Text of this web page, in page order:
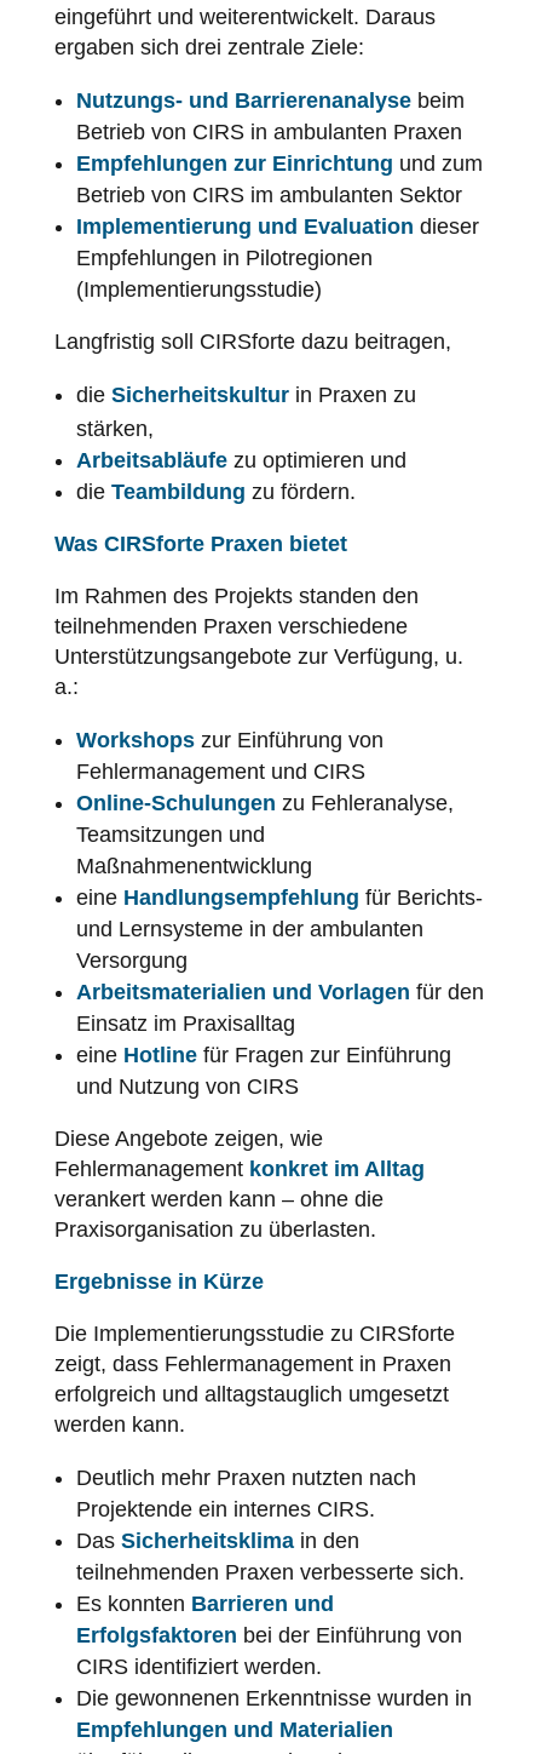
eingeführt und weiterentwickelt. Daraus
ergaben sich drei zentrale Ziele:
Nutzungs- und Barrierenanalysebeim
Betrieb von CIRS in ambulanten Praxen
Empfehlungen zur Einrichtung und zum
Betrieb von CIRS im ambulanten Sektor
Implementierung und Evaluation dieser
Empfehlungen in Pilotregionen
(Implementierungsstudie)
Langfristig soll CIRSforte dazu beitragen,
die Sicherheitskulturin Praxen zu
stärken,
Arbeitsabläufezu optimieren und
die Teambildung zu fördern.
Was CIRSforte Praxen bietet
Im Rahmen des Projekts standen den
teilnehmenden Praxen verschiedene
Unterstützungsangebote zur Verfügung, u.
a.:
Workshopszur Einführung von
Fehlermanagement und CIRS
Online-Schulungen zu Fehleranalyse,
Teamsitzungen und
Maßnahmenentwicklung
eine Handlungsempfehlung für Berichts-
und Lernsysteme in der ambulanten
Versorgung
Arbeitsmaterialien und Vorlagen für den
Einsatz im Praxisalltag
eine Hotlinefür Fragen zur Einführung
und Nutzung von CIRS
Diese Angebote zeigen, wie
Fehlermanagementkonkret im Alltag
verankert werden kann – ohne die
Praxisorganisation zu überlasten.
Ergebnisse in Kürze
Die Implementierungsstudie zu CIRSforte
zeigt, dass Fehlermanagement in Praxen
erfolgreich und alltagstauglich umgesetzt
werden kann.
Deutlich mehr Praxen nutzten nach
Projektende ein internes CIRS.
Das Sicherheitsklimain den
teilnehmenden Praxen verbesserte sich.
Es konnten Barrieren und
Erfolgsfaktoren bei der Einführung von
CIRS identifiziert werden.
Die gewonnenen Erkenntnisse wurden in
Empfehlungen und Materialien